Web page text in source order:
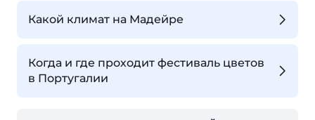
Какой климат на Мадейре
Когда и где проходит фестиваль цветов
в Португалии